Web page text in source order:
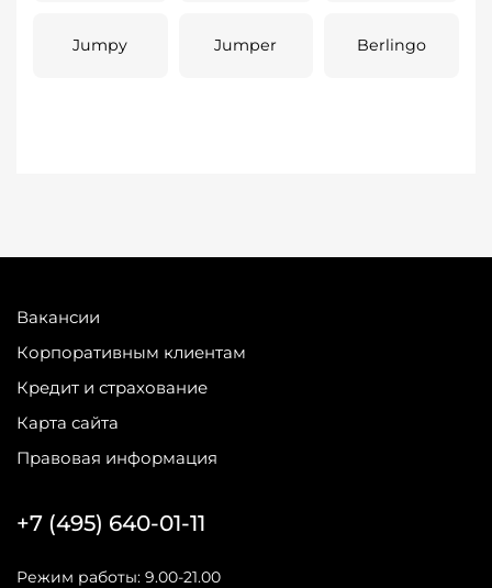
Jumpy Jumper Berlingo
Вакансии
Корпоративным клиентам
Кредит и страхование
Карта сайта
Правовая информация
+7 (495) 640-01-11
Режим работы: 9.00-21.00